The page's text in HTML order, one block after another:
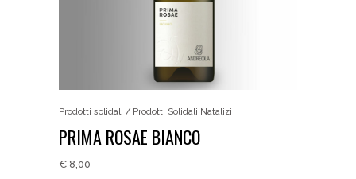
Prodotti solidali Prodotti Solidali Natalizi
PRIMA ROSAE BIANCO
€ 8,00